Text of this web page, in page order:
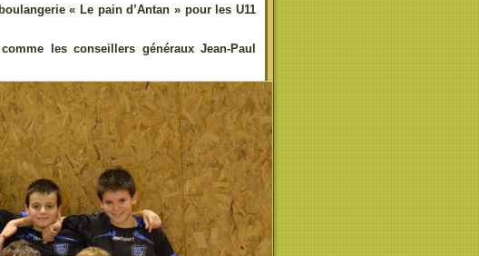
« Le pain d’Antan » pour les U11
les conseillers généraux Jean-Paul